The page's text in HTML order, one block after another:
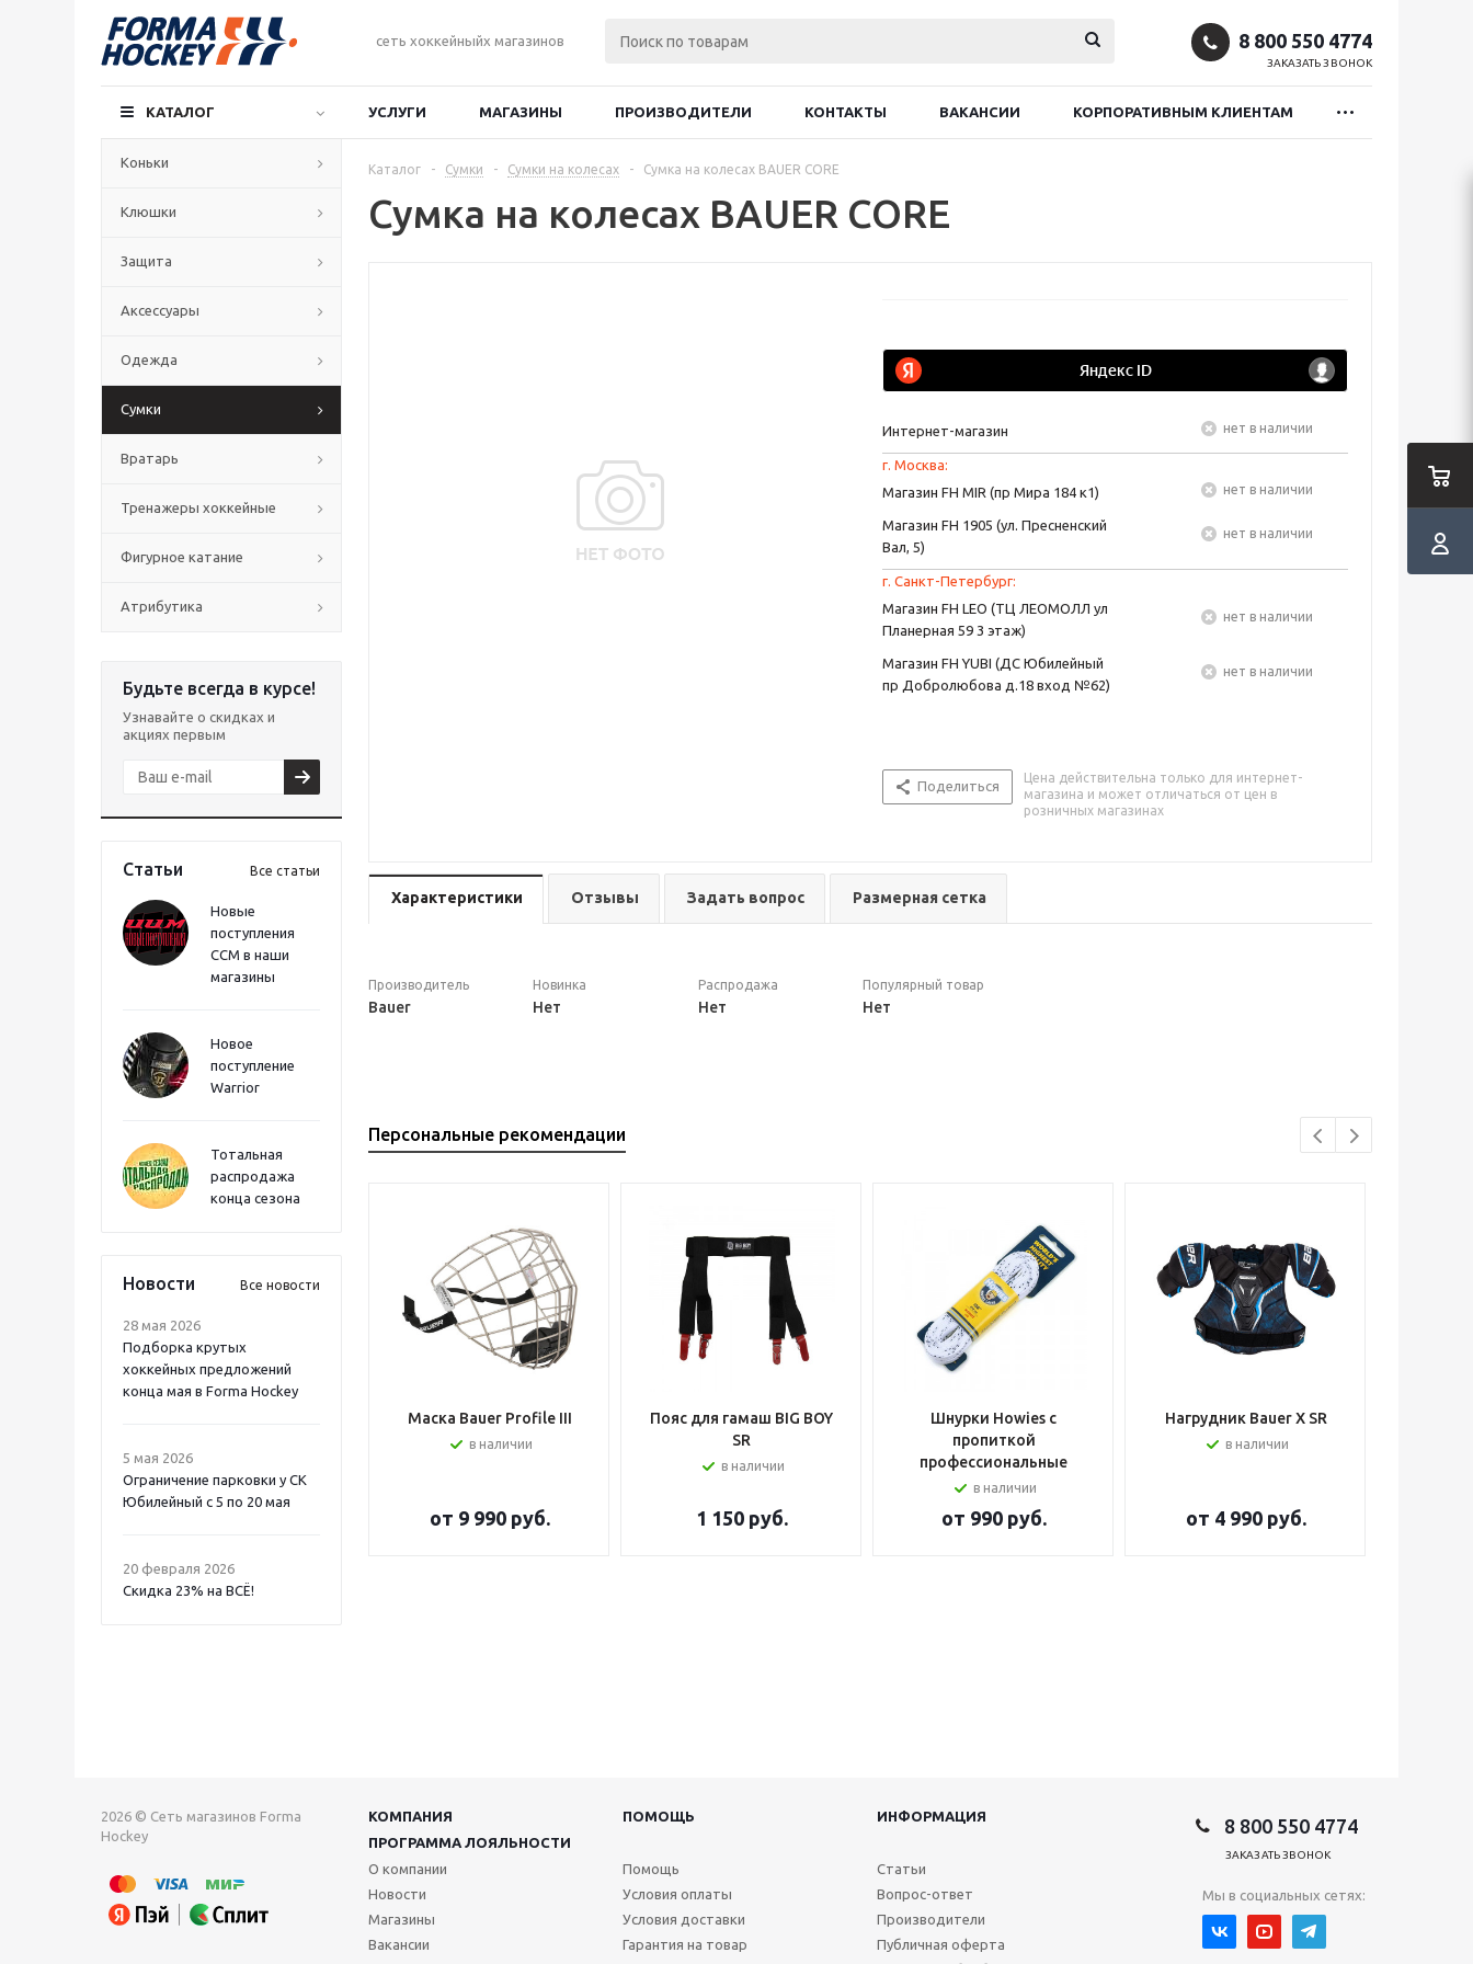
сеть хоккейныйх магазинов 8 800 550 4774
ЗАКАЗАТЬ ЗВОНОК
КАТАЛОГ УСЛУГИ МАГАЗИНЫ ПРОИЗВОДИТЕЛИ КОНТАКТЫ ВАКАНСИИ КОРПОРАТИВНЫМ КЛИЕНТАМ
Коньки
Клюшки
Защита
Аксессуары
Одежда
Сумки
Вратарь
Тренажеры хоккейные
Фигурное катание
Атрибутика
Будьте всегда в курсе!
Узнавайте о скидках и
акциях первым
Статьи Все статьи
Новые
поступления
CCM в наши
магазины
Новое
поступление
Warrior
Тотальная
распродажа
конца сезона
Новости Все новости
28 мая 2026
Подборка крутых
хоккейных предложений
конца мая в Forma Hockey
5 мая 2026
Ограничение парковки у СК
Юбилейный с 5 по 20 мая
20 февраля 2026
Скидка 23% на ВСË!
Каталог - Сумки - Сумки на колесах - Сумка на колесах BAUER CORE
Сумка на колесах BAUER CORE
Интернет-магазин Нет в наличии
г. Москва:
Магазин FH MIR (пр Мира 184 к1)
Нет в наличии
Магазин FH 1905 (ул. Пресненский
Вал, 5)
Нет в наличии
г. Санкт-Петербург:
Магазин FH LEO (ТЦ ЛЕОМОЛЛ ул
Планерная 59 3 этаж)
Нет в наличии
Магазин FH YUBI (ДС Юбилейный
пр Добролюбова д.18 вход №62)
Нет в наличии
Поделиться
Цена действительна только для интернет-
магазина и может отличаться от цен в
розничных магазинах
Характеристики Отзывы Задать вопрос Размерная сетка
Производитель
Bauer
Новинка
Нет
Распродажа
Нет
Популярный товар
Нет
Персональные рекомендации
Маска Bauer Profile III
в наличии
от 9 990 руб.
Пояс для гамаш BIG BOY
SR
в наличии
1 150руб.
Шнурки Howies с
пропиткой
профессиональные
в наличии
от 990 руб.
Нагрудник Bauer X SR
в наличии
от 4 990 руб.
2026 © Сеть магазинов Forma
Hockey
КОМПАНИЯ ПОМОЩЬ
ИНФОРМАЦИЯ
ПРОГРАММА ЛОЯЛЬНОСТИ
О компании
Новости
Магазины
Вакансии
Помощь
Условия оплаты
Условия доставки
Гарантия на товар
Статьи
Вопрос-ответ
Производители
Публичная оферта
8 800 550 4774
ЗАКАЗАТЬ ЗВОНОК
Мы в социальных сетях: